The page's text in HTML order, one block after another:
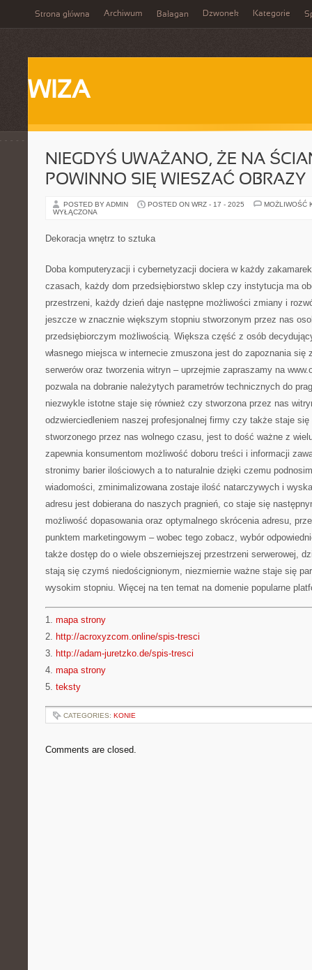
Strona główna Archiwum Bałagan Dzwonek Kategorie
WIZA
NIEGDYŚ UWAŻANO, ŻE NA
POWINNO SIĘ WIESZAĆ OBRAZY
POSTED BY ADMIN POSTED ON WRZ - 17 - 2025
MOŻLIWOŚĆ
WYŁĄCZONA
Dekoracja wnętrz to sztuka
Doba komputeryzacji i cybernetyzacji dociera w każdy
czasach, każdy dom przedsiębiorstwo sklep czy instytucja ma
przestrzeni, każdy dzień daje następne możliwości zmiany i
jeszcze w znacznie większym stopniu stworzonym przez nas
przedsiębiorczym możliwością. Większa część z osób
własnego miejsca w internecie zmuszona jest do zapoznania się
serwerów oraz tworzenia witryn – uprzejmie zapraszamy na
pozwala na dobranie należytych parametrów technicznych do
niezwykle istotne staje się również czy stworzona przez nas
odzwierciedleniem naszej profesjonalnej firmy czy także staje
stworzonego przez nas wolnego czasu, jest to dość ważne z
zapewnia konsumentom możliwość doboru treści i informacji
stronimy barier ilościowych a to naturalnie dzięki czemu
wiadomości, zminimalizowana zostaje ilość natarczywych i
adresu jest dobierana do naszych pragnień, co staje się
możliwość dopasowania oraz optymalnego skrócenia adresu,
punktem marketingowym – wobec tego zobacz, wybór
także dostęp do o wiele obszerniejszej przestrzeni serwerowej,
stają się czymś niedoścignionym, niezmiernie ważne staje się
wysokim stopniu. Więcej na ten temat na domenie popularne
1. mapa strony
2. http://acroxyzcom.online/spis-tresci
3. http://adam-juretzko.de/spis-tresci
4. mapa strony
5. teksty
CATEGORIES: KONIE
Comments are closed.